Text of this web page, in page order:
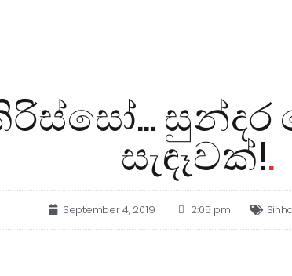
සුන්දර
සැඳෑවක්!.
September 4, 2019 2:05 pm